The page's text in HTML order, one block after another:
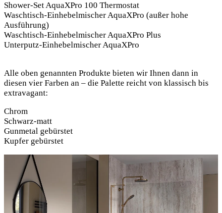
Shower-Set AquaXPro 100 Thermostat
Waschtisch-Einhebelmischer AquaXPro (außer hohe
Ausführung)
Waschtisch-Einhebelmischer AquaXPro Plus
Unterputz-Einhebelmischer AquaXPro
Alle oben genannten Produkte bieten wir Ihnen dann in
diesen vier Farben an – die Palette reicht von klassisch bis
extravagant:
Chrom
Schwarz-matt
Gunmetal gebürstet
Kupfer gebürstet